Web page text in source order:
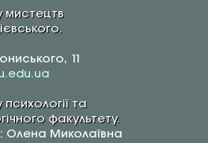
мистецтв
11
та
факультету.
: Олена Миколаївна